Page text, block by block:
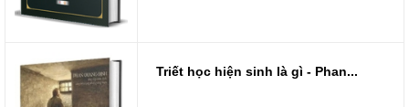
Triết học hiện sinh là gì - Phan...